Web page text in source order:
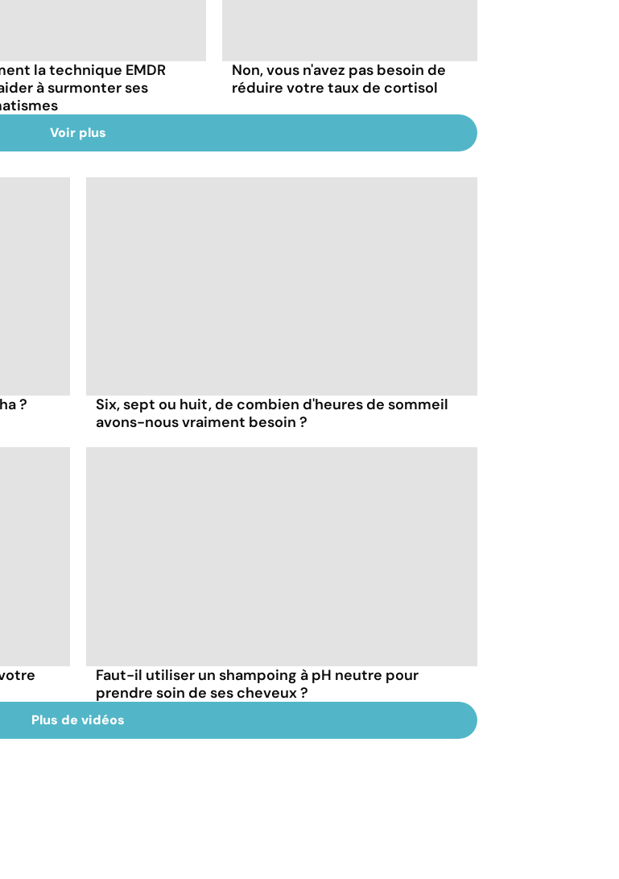
la technique EMDR
à surmonter ses
Non, vous n'avez pas besoin de
réduire votre taux de cortisol
Voir plus
?
Six, sept ou huit, de combien d'heures de sommeil
avons-nous vraiment besoin ?
Faut-il utiliser un shampoing à pH neutre pour
prendre soin de ses cheveux ?
Plus de vidéos